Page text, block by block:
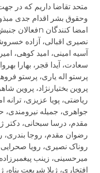
متحد تقاضا داریم که در
نصیری اقبالی، آزاده
آسیه امینی، امید کوهى،
سعادت، آیدا قجر، بهارا
پرستو اله یاری، پرستو
پروین بختیارنژاد، پروین
ریاضتی، پویا عزیزی، ترانه
جواهری، جمیله
مقدم، درسا سبحانی، دکتر
رضوان مقدم، روجا
روناک نصیری، رویا
میرحسینی، زینب
افتخاری، ژیلا شریعت پناه،